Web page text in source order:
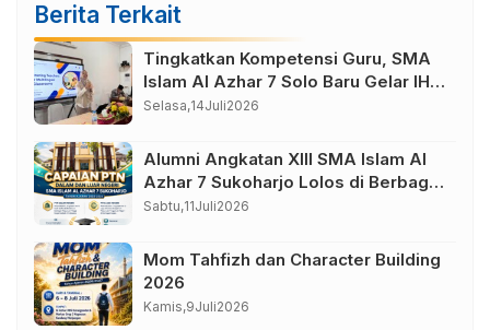
Berita Terkait
Tingkatkan Kompetensi Guru, SMA
Islam Al Azhar 7 Solo Baru Gelar IHT
Pembelajaran Bilingual
Selasa,14Juli2026
Alumni Angkatan XIII SMA Islam Al
Azhar 7 Sukoharjo Lolos di Berbagai
Perguruan Tinggi Negeri dan Luar
Sabtu,11Juli2026
Mom Tahfizh dan Character Building
2026
Kamis,9Juli2026